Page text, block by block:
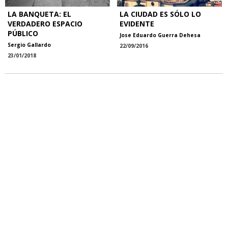
LA BANQUETA: EL
VERDADERO ESPACIO
PÚBLICO
Sergio Gallardo
23/01/2018
LA CIUDAD ES SÓLO LO
EVIDENTE
Jose Eduardo Guerra Dehesa
22/09/2016